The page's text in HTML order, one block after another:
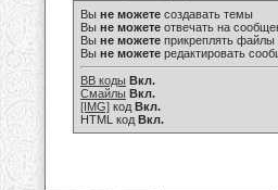
Вы не можете создавать темы
Вы не можете отвечать на
Вы не можете прикреплять файлы
Вы не можете редактировать
BB коды Вкл.
Смайлы Вкл.
[IMG] код Вкл.
HTML код Вкл.